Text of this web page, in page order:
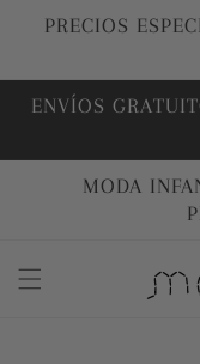
directamente
PRECIOS
ENVÍOS
MODA